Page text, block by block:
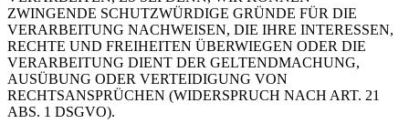
ZWINGENDE SCHUTZWÜRDIGE GRÜNDE FÜR DIE
VERARBEITUNG NACHWEISEN, DIE IHRE INTERESSEN,
RECHTE UND FREIHEITEN ÜBERWIEGEN ODER DIE
VERARBEITUNG DIENT DER GELTENDMACHUNG,
AUSÜBUNG ODER VERTEIDIGUNG VON
RECHTSANSPRÜCHEN (WIDERSPRUCH NACH ART. 21
ABS. 1 DSGVO).